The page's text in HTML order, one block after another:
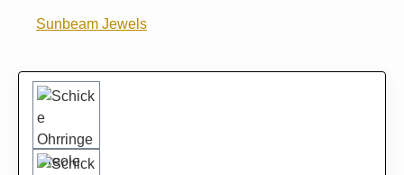
Sunbeam Jewels
Bildergalerie überspringen